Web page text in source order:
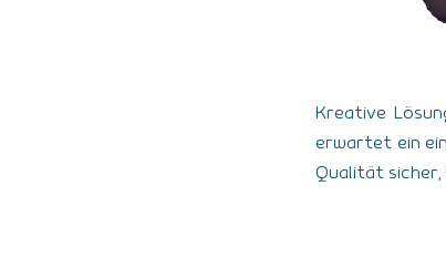
Kreative
erwartet ein
Qualität sicher,